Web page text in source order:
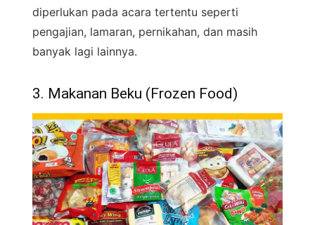
diperlukan pada acara tertentu seperti
pengajian, lamaran, pernikahan, dan masih
banyak lagi lainnya.
3. Makanan Beku (Frozen Food)